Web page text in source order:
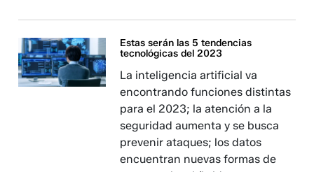
Estas serán las 5 tendencias
tecnológicas del 2023
La inteligencia artificial va
encontrando funciones distintas
para el 2023; la atención a la
seguridad aumenta y se busca
prevenir ataques; los datos
encuentran nuevas formas de